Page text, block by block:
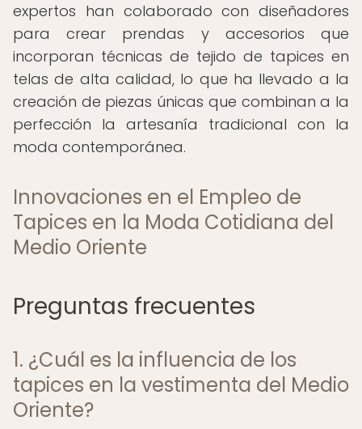
expertos han colaborado con diseñadores
para crear prendas y accesorios que
incorporan técnicas de tejido de tapices en
telas de alta calidad, lo que ha llevado a la
creación de piezas únicas que combinan a la
perfección la artesanía tradicional con la
moda contemporánea.
Innovaciones en el Empleo de
Tapices en la Moda Cotidiana del
Medio Oriente
Preguntas frecuentes
1. ¿Cuál es la influencia de los
tapices en la vestimenta del Medio
Oriente?